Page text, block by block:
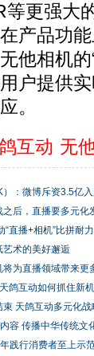
等更强大
产品功
他相机
户提供
。
互动 无
：微博斥资3.5亿
后，直播要多元化
直播+相机”比拼耐力
术的美好邂逅
将为直播领域带来更
鸽互动如何抓住新
天鸽互动多元化战
容 传播中华传统文
践行消费者至上示